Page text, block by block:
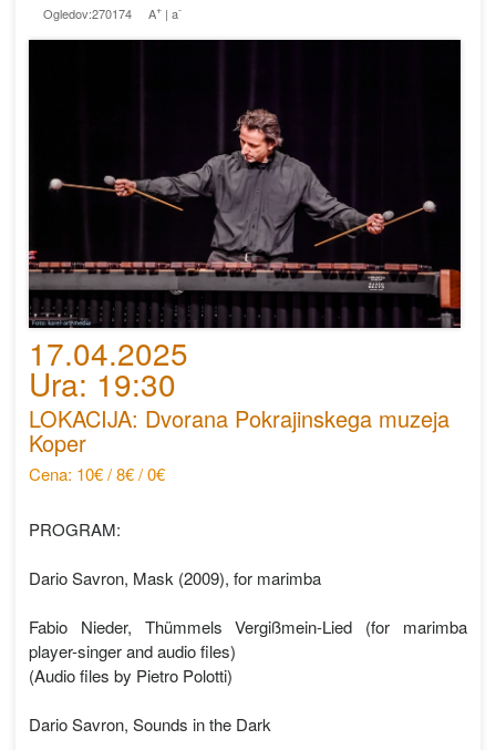
Ogledov:270174 A+| a-
17.04.2025
Ura: 19:30
LOKACIJA: Dvorana Pokrajinskega muzeja
Koper
Cena: 10€ / 8€ / 0€
PROGRAM:
Dario Savron, Mask (2009), for marimba
Fabio Nieder, Thümmels Vergißmein-Lied (for marimba
player-singer and audio files)
(Audio files by Pietro Polotti)
Dario Savron, Sounds in the Dark